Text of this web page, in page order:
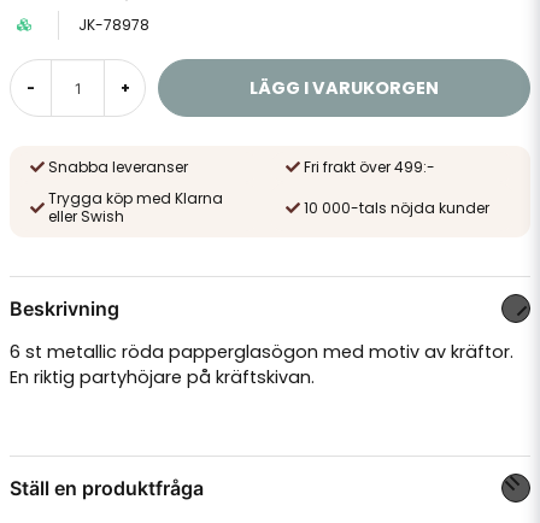
JK-78978
- + LÄGG I VARUKORGEN
Snabba leveranser
Fri frakt över 499:-
Trygga köp med Klarna
eller Swish
10 000-tals nöjda kunder
Beskrivning
6 st metallic röda papperglasögon med motiv av kräftor.
En riktig partyhöjare på kräftskivan.
Ställ en produktfråga